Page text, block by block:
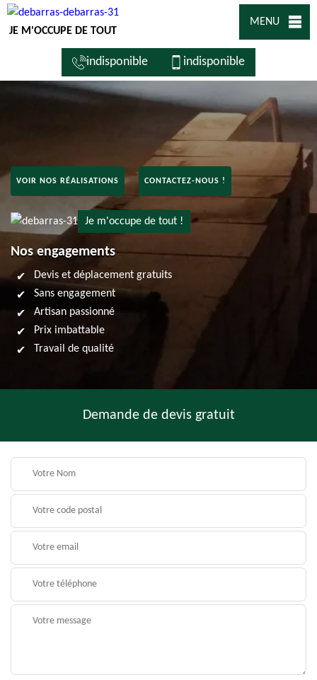
JE M'OCCUPE DE TOUT
MENU
indisponible indisponible
VOIR NOS RÉALISATIONS CONTACTEZ-NOUS !
Je m'occupe de tout !
Nos engagements
Devis et déplacement gratuits
Sans engagement
Artisan passionné
Prix imbattable
Travail de qualité
Demande de devis gratuit